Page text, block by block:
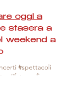
oggi a
stasera a
weekend a
#spettacoli
#fotografia